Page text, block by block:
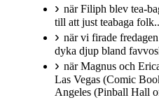
när Filiph blev tea-
till att just teabaga
när vi firade
dyka djup bland
när Magnus och
Las Vegas (Comic
Angeles (Pinball Hall